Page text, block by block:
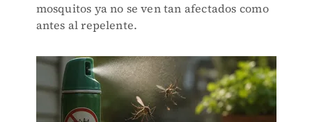
mosquitos ya no se ven tan afectados como
antes al repelente.